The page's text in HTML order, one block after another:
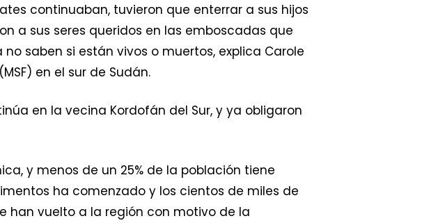
continuaban, tuvieron que enterrar a sus hijos
a sus seres queridos en las emboscadas que
saben si están vivos o muertos, explica Carole
en el sur de Sudán.
en la vecina Kordofán del Sur, y ya obligaron
y menos de un 25% de la población tiene
ha comenzado y los cientos de miles de
han vuelto a la región con motivo de la